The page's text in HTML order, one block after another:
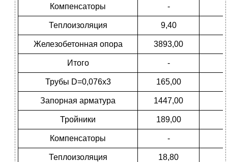
Компенсаторы -
Теплоизоляция 9,40
Железобетонная опора 3893,00
Итого -
Трубы D=0,076х3 165,00
Запорная арматура 1447,00
Тройники 189,00
Компенсаторы -
Теплоизоляция 18,80